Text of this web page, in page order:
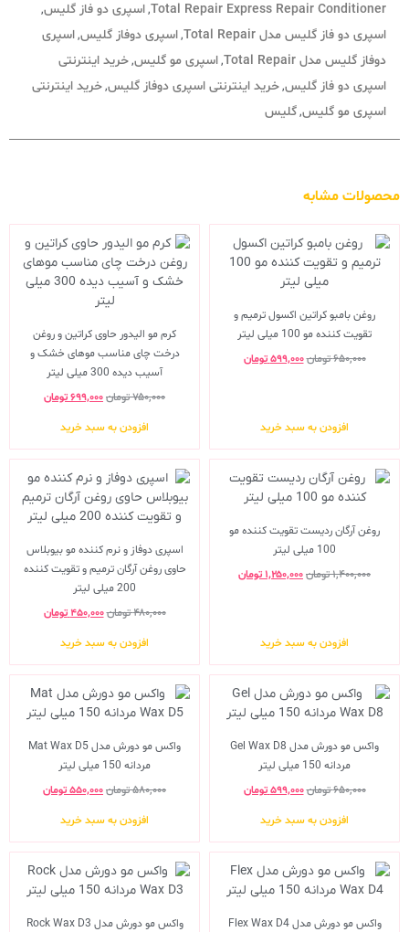
Total Repair Express Repair Conditioner
,اسپری دو فاز گلیس,
اسپری دو فاز گلیس مدل Total Repair ,اسپری دوفاز گلیس,اسپری
دوفاز گلیس مدل Total Repair
,اسپری مو گلیس,خرید اینترنتی
اسپری دو فاز گلیس,خرید اینترنتی اسپری دوفاز گلیس,خرید اینترنتی
اسپری مو گلیس,گلیس
محصولات مشابه
روغن بامبو کراتین اکسول ترمیم و
تقویت کننده مو 100 میلی لیتر
۶۵۰,۰۰۰تومان۵۹۹,۰۰۰ تومان
افزودن به سبد خرید
کرم مو الیدور حاوی کراتین و روغن
درخت چای مناسب موهای خشک و
آسیب دیده 300 میلی لیتر
۷۵۰,۰۰۰تومان۶۹۹,۰۰۰تومان
افزودن به سبد خرید
روغن آرگان ردیست تقویت کننده مو
100 میلی لیتر
۱,۴۰۰,۰۰۰تومان۱,۲۵۰,۰۰۰ تومان
افزودن به سبد خرید
اسپری دوفاز و نرم کننده مو بیوبلاس
حاوی روغن آرگان ترمیم و تقویت کننده
200 میلی لیتر
۴۸۰,۰۰۰تومان۴۵۰,۰۰۰ تومان
افزودن به سبد خرید
واکس مو دورش مدل Gel Wax D8
مردانه 150 میلی لیتر
۶۵۰,۰۰۰تومان۵۹۹,۰۰۰ تومان
افزودن به سبد خرید
واکس مو دورش مدل Mat Wax D5
مردانه 150 میلی لیتر
۵۸۰,۰۰۰تومان۵۵۰,۰۰۰تومان
افزودن به سبد خرید
واکس مو دورش مدل Flex Wax D4
واکس مو دورش مدل Rock Wax D3